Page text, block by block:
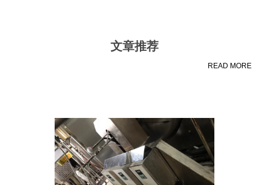
文章推荐
READ MORE